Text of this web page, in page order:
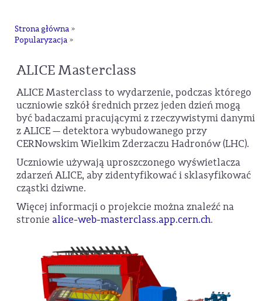
Strona główna »
Popularyzacja »
ALICE Masterclass
ALICE Masterclass to wydarzenie, podczas którego
uczniowie szkół średnich przez jeden dzień mogą
być badaczami pracującymi z rzeczywistymi danymi
z ALICE — detektora wybudowanego przy
CERNowskim Wielkim Zderzaczu Hadronów (LHC).
Uczniowie używają uproszczonego wyświetlacza
zdarzeń ALICE, aby zidentyfikować i sklasyfikować
cząstki dziwne.
Więcej informacji o projekcie można znaleźć na
stronie alice-web-masterclass.app.cern.ch.